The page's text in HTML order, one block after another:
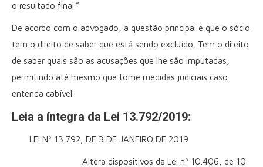
o resultado final.”
De acordo com o advogado, a questão principal é que o sócio
tem o direito de saber que está sendo excluído. Tem o direito
de saber quais são as acusações que lhe são imputadas,
permitindo até mesmo que tome medidas judiciais caso
entenda cabível.
Leia a íntegra da Lei 13.792/2019:
LEI Nº 13.792, DE 3 DE JANEIRO DE 2019
Altera dispositivos da Lei nº 10.406, de 10